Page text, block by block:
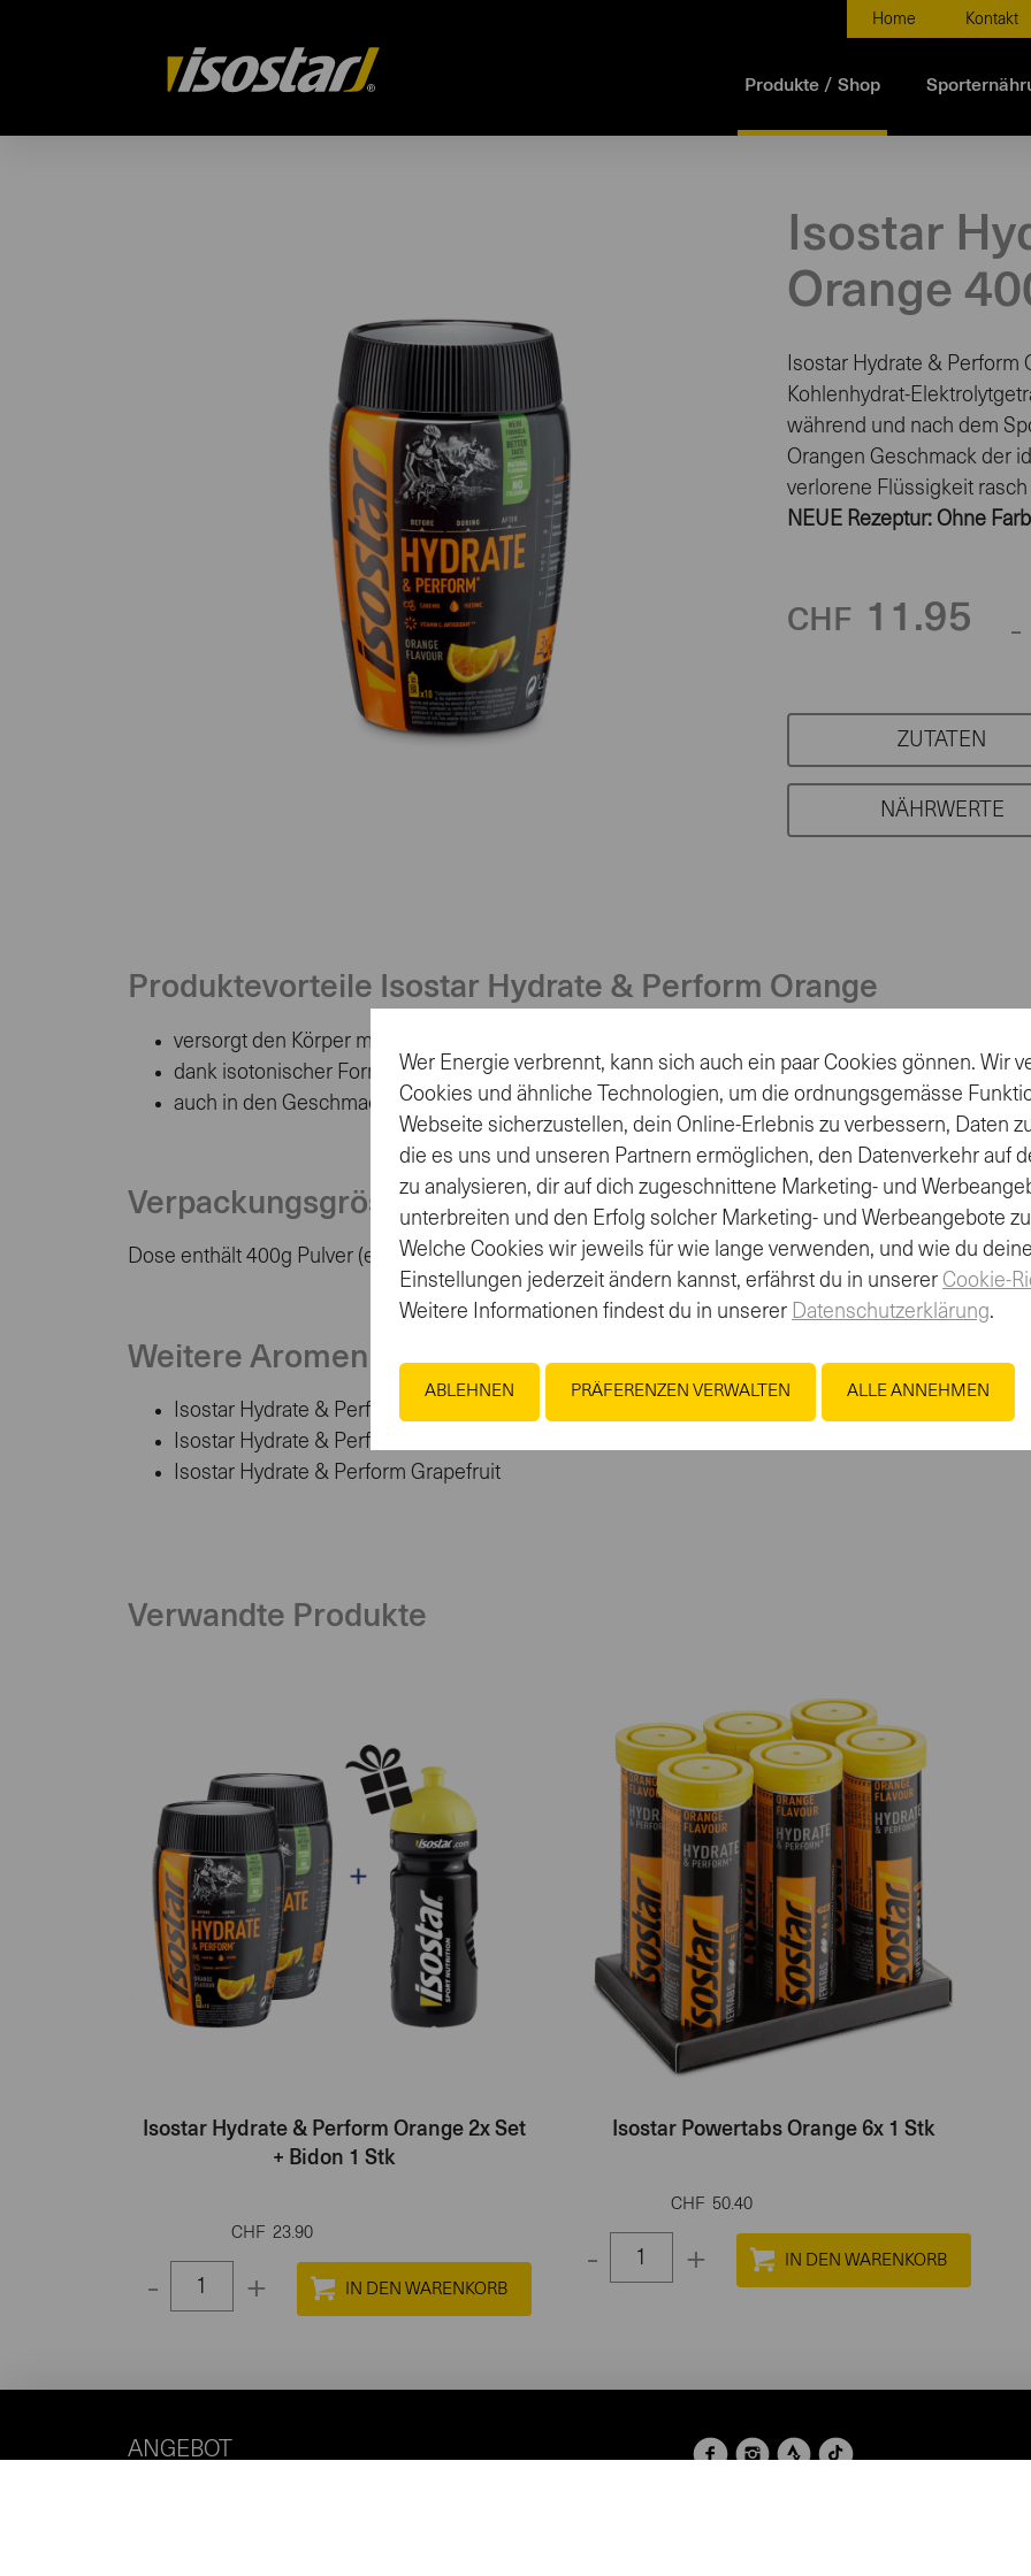
Home Kontakt
Produkte / Shop
Isostar
Orange
Isostar Hydrate &
Kohlenhydrat-
während und nach dem
Orangen Geschmack der
verlorene Flüssigkeit rasch
NEUE Rezeptur: Ohne
CHF 11.95 -
ZUTATEN
NÄHRWERTE
Produktevorteile Isostar Hydrate & Perform Orange
versorgt den Körper mit wichtigen Mineralstoffen, die bei sportlicher Betätigung verloren gehen
dank isotonischer Formel rasche Flüssigkeitskontrolle
auch in den Geschmacksrichtungen Lemon, Red Fruits und Grapefruit erhältlich
Verpackungsgrösse
Dose enthält 400g Pulver (ergibt 5l Fertiggetränk)
Weitere Aromen
Isostar Hydrate & Perform Red Fruits
Isostar Hydrate & Perform Lemon
Isostar Hydrate & Perform Grapefruit
Verwandte Produkte
Isostar Hydrate & Perform Orange 2x Set
+ Bidon 1 Stk
CHF 23.90
- +
Select
1
100
Isostar Powertabs Orange 6x 1 Stk
CHF 50.40
- +
Select
ANGEBOT
Wer Energie verbrennt, kann sich auch ein paar Cookies gönnen. Wir
Cookies und ähnliche Technologien, um die ordnungsgemässe
Webseite sicherzustellen, dein Online-Erlebnis zu verbessern, Daten
die es uns und unseren Partnern ermöglichen, den Datenverkehr auf
zu analysieren, dir auf dich zugeschnittene Marketing- und
unterbreiten und den Erfolg solcher Marketing- und Werbeangebote
Welche Cookies wir jeweils für wie lange verwenden, und wie du
Einstellungen jederzeit ändern kannst, erfährst du in unserer Cookie-
Weitere Informationen findest du in unserer Datenschutzerklärung.
ABLEHNEN PRÄFERENZEN VERWALTEN ALLE ANNEHMEN